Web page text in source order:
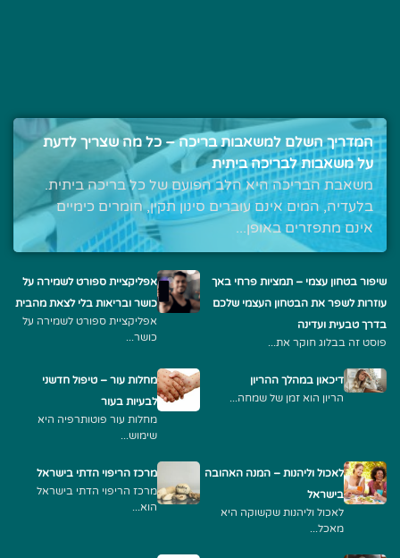
המדריך השלם למשאבות בריכה – כל מה שצריך לדעת
על משאבות לבריכה ביתית
משאבת הבריכה היא הלב הפועם של כל בריכה ביתית.
בלעדיה, המים אינם עוברים סינון תקין, חומרים כימיים
אינם מתפזרים באופן...
שיפור בטחון עצמי – תמציות פרחי באך
עוזרות לשפר את הבטחון העצמי שלכם
בדרך טבעית ועדינה
פוסט זה בבלוג חוקר את...
אפליקציית ספורט לשמירה על
כושר ובריאות בלי לצאת מהבית
אפליקציית ספורט לשמירה על
כושר...
דיכאון במהלך ההריון
הריון הוא זמן של שמחה...
מחלות עור – טיפול חדשני
לבעיות בעור
מחלות עור פוטותרפיה היא
שימוש...
לאכול וליהנות – המנה האהובה
בישראל
לאכול וליהנות שקשוקה היא
מאכל...
מרכז הריפוי הדתי בישראל
מרכז הריפוי הדתי בישראל
הוא...